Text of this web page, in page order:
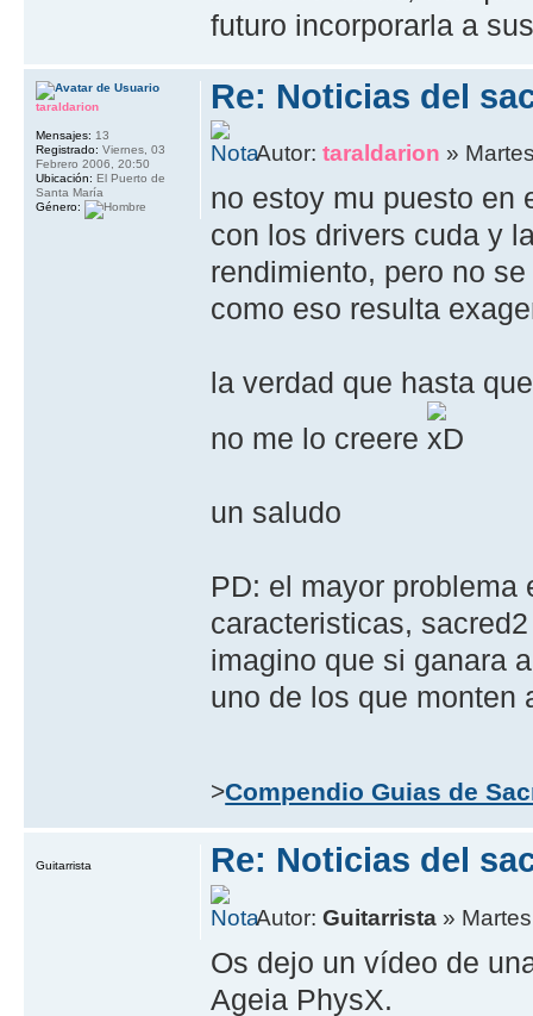
futuro incorporarla a
Re: Noticias del
Autor:taraldarion »
no estoy mu puesto en
con los drivers cuda y
rendimiento, pero no
como eso resulta
la verdad que hasta
no me lo creere
un saludo
PD: el mayor problema
caracteristicas,
imagino que si ganara
uno de los que monten
>Compendio Guias de
taraldarion
Mensajes: 13
Registrado: Viernes, 03
Febrero 2006, 20:50
Ubicación: El Puerto de
Santa María
Género:
Re: Noticias del
Autor:Guitarrista »
Os dejo un vídeo de
Ageia PhysX.
Guitarrista